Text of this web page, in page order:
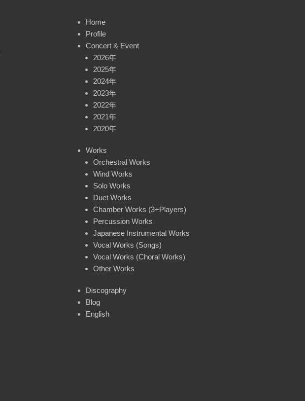
Home
Profile
Concert & Event
2026年
2025年
2024年
2023年
2022年
2021年
2020年
Works
Orchestral Works
Wind Works
Solo Works
Duet Works
Chamber Works (3+Players)
Percussion Works
Japanese Instrumental Works
Vocal Works (Songs)
Vocal Works (Choral Works)
Other Works
Discography
Blog
English